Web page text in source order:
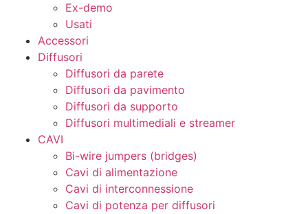
Ex-demo
Usati
Accessori
Diffusori
Diffusori da parete
Diffusori da pavimento
Diffusori da supporto
Diffusori multimediali e streamer
CAVI
Bi-wire jumpers (bridges)
Cavi di alimentazione
Cavi di interconnessione
Cavi di potenza per diffusori